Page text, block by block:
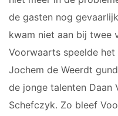
de gasten nog
kwam niet aan bij twee
Voorwaarts speelde
Jochem de Weerdt
de jonge talenten Daan
Schefczyk. Zo bleef